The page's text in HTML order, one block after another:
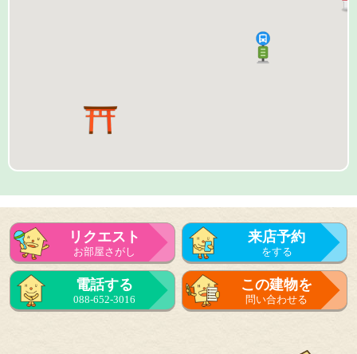
リクエスト
お部屋さがし
来店予約
をする
来店予約
をする
電話する
088-652-3016
この建物を
問い合わせる